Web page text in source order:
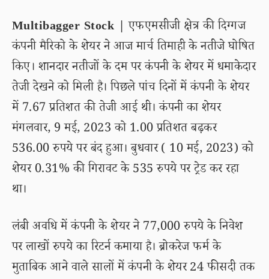
Multibagger Stock | एफएमसीजी क्षेत्र की दिग्गज
कंपनी मैरिको के शेयर ने आज मार्च तिमाही के नतीजे घोषित
किए। शानदार नतीजों के दम पर कंपनी के शेयर में धमाकेदार
तेजी देखने को मिली है। पिछले पांच दिनों में कंपनी के शेयर
में 7.67 प्रतिशत की तेजी आई थी। कंपनी का शेयर
मंगलवार, 9 मई, 2023 को 1.00 प्रतिशत बढ़कर
536.00 रुपये पर बंद हुआ। बुधवार ( 10 मई, 2023) को
शेयर 0.31% की गिरावट के 535 रुपये पर ट्रेड कर रहा
था।
लंबी अवधि में कंपनी के शेयर ने 77,000 रुपये के निवेश
पर लाखों रुपये का रिटर्न कमाया है। ब्रोकरेज फर्म के
मुताबिक आने वाले सालों में कंपनी के शेयर 24 फीसदी तक